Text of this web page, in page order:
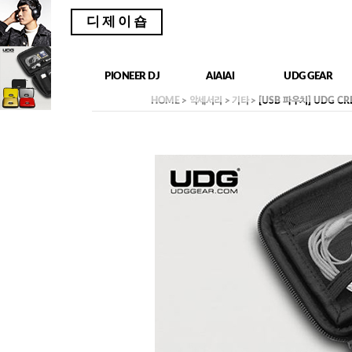
디제이숍
PIONEER DJ AIAIAI UDG GEAR
HOME> 악세서리 > 기타> [USB 파우치] UDG